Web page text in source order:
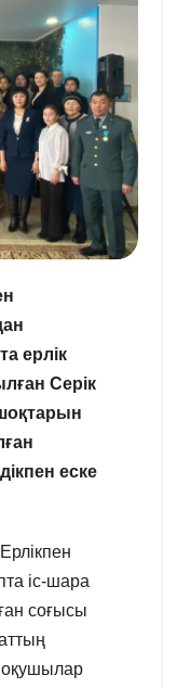
ерлік
Серік
еске
іс-шара
соғысы
оқушылар